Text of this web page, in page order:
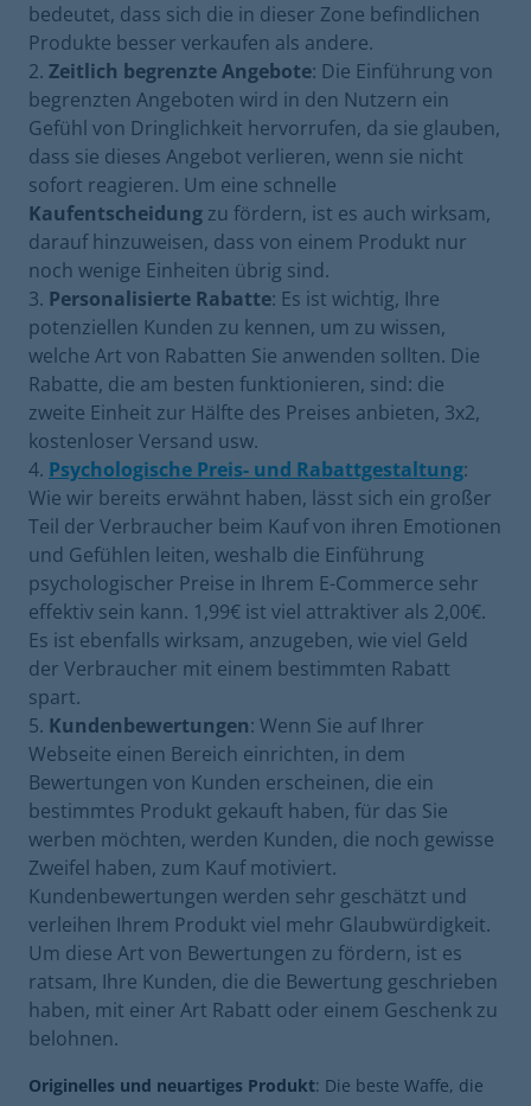
bedeutet, dass sich die in dieser Zone befindlichen
Produkte besser verkaufen als andere.
Zeitlich begrenzte Angebote: Die Einführung von
begrenzten Angeboten wird in den Nutzern ein
Gefühl von Dringlichkeit hervorrufen, da sie glauben,
dass sie dieses Angebot verlieren, wenn sie nicht
sofort reagieren. Um eine schnelle
Kaufentscheidung zu fördern, ist es auch wirksam,
darauf hinzuweisen, dass von einem Produkt nur
noch wenige Einheiten übrig sind.
Personalisierte Rabatte: Es ist wichtig, Ihre
potenziellen Kunden zu kennen, um zu wissen,
welche Art von Rabatten Sie anwenden sollten. Die
Rabatte, die am besten funktionieren, sind: die
zweite Einheit zur Hälfte des Preises anbieten, 3x2,
kostenloser Versand usw.
Psychologische Preis- und Rabattgestaltung:
Wie wir bereits erwähnt haben, lässt sich ein großer
Teil der Verbraucher beim Kauf von ihren Emotionen
und Gefühlen leiten, weshalb die Einführung
psychologischer Preise in Ihrem E-Commerce sehr
effektiv sein kann. 1,99€ ist viel attraktiver als 2,00€.
Es ist ebenfalls wirksam, anzugeben, wie viel Geld
der Verbraucher mit einem bestimmten Rabatt
spart.
Kundenbewertungen: Wenn Sie auf Ihrer
Webseite einen Bereich einrichten, in dem
Bewertungen von Kunden erscheinen, die ein
bestimmtes Produkt gekauft haben, für das Sie
werben möchten, werden Kunden, die noch gewisse
Zweifel haben, zum Kauf motiviert.
Kundenbewertungen werden sehr geschätzt und
verleihen Ihrem Produkt viel mehr Glaubwürdigkeit.
Um diese Art von Bewertungen zu fördern, ist es
ratsam, Ihre Kunden, die die Bewertung geschrieben
haben, mit einer Art Rabatt oder einem Geschenk zu
belohnen.
Originelles und neuartiges Produkt: Die beste Waffe, die